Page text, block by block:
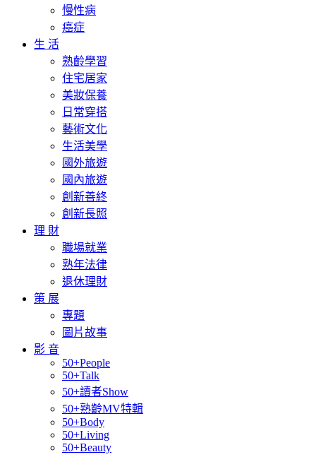
慢性病
癌症
生 活
熟齡學習
住宅居家
美妝保養
日常穿搭
藝術文化
生活美學
國外旅遊
國內旅遊
創新善終
創新長照
理 財
職場就業
熟年法律
退休理財
策 展
專題
圖片故事
影 音
50+People
50+Talk
50+讀者Show
50+熟齡MV特輯
50+Body
50+Living
50+Beauty